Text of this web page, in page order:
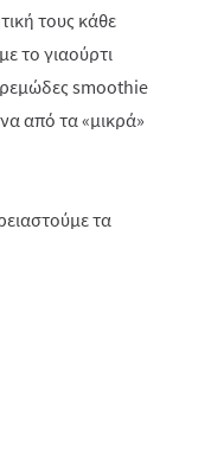
τους κάθε
το γιαούρτι
smoothie
από τα «μικρά»
τα